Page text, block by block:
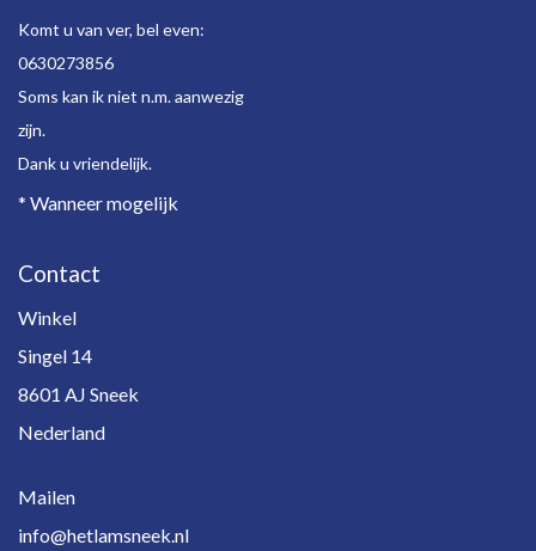
Komt u van ver, bel even:
0630273856
Soms kan ik niet n.m. aanwezig
zijn.
Dank u vriendelijk.
* Wanneer mogelijk
Contact
Winkel
Singel 14
8601 AJ Sneek
Nederland
Mailen
info@hetlamsneek.nl